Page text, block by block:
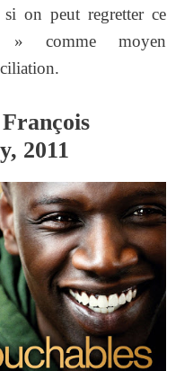
on peut regretter ce
» comme moyen
2011